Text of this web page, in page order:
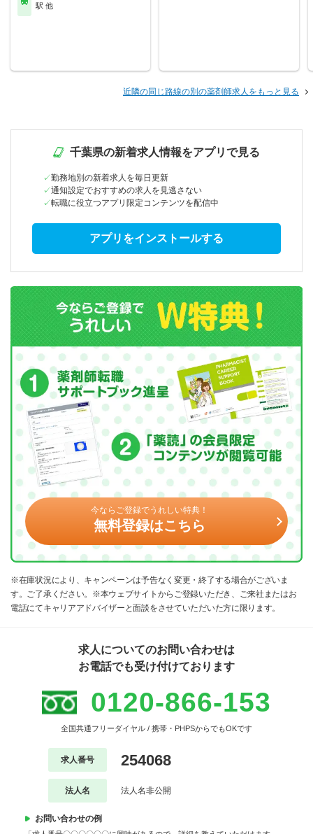
駅 他
近隣の同じ路線の別の薬剤師求人をもっと見る
千葉県の新着求人情報をアプリで見る
勤務地別の新着求人を毎日更新
通知設定でおすすめの求人を見逃さない
転職に役立つアプリ限定コンテンツを配信中
アプリをインストールする
今ならご登録でうれしい特典！
無料登録はこちら
※在庫状況により、キャンペーンは予告なく変更・終了する場合がございま
す。ご了承ください。※本ウェブサイトからご登録いただき、ご来社またはお
電話にてキャリアアドバイザーと面談をさせていただいた方に限ります。
求人についてのお問い合わせは
お電話でも受け付けております
0120-866-153
全国共通フリーダイヤル / 携帯・PHPSからでもOKです
求人番号 254068
法人名 法人名非公開
お問い合わせの例